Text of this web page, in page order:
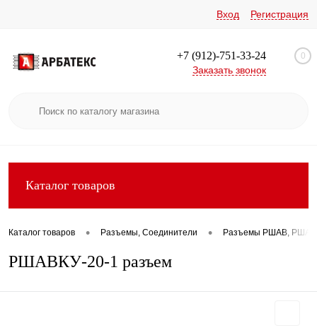
Вход Регистрация
+7 (912)-751-33-24
Заказать звонок
0
Каталог товаров
Каталог товаров • Разъемы, Соединители • Разъемы РШАВ, РШАГ
РШАВКУ-20-1 разъем